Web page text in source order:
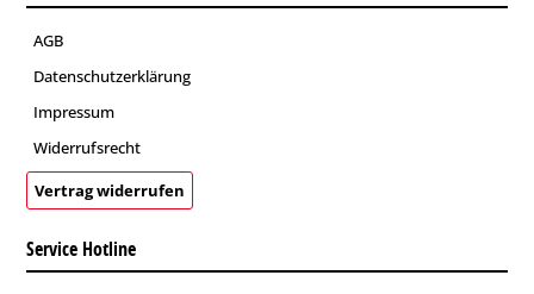
AGB
Datenschutzerklärung
Impressum
Widerrufsrecht
Vertrag widerrufen
Service Hotline